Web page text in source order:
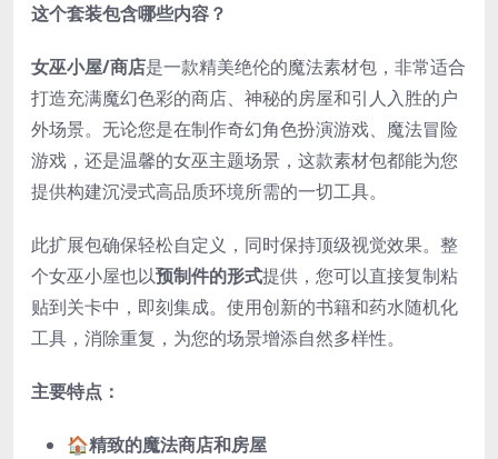
这个套装包含哪些内容？
女巫小屋/商店是一款精美绝伦的魔法素材包，非常适合
打造充满魔幻色彩的商店、神秘的房屋和引人入胜的户
外场景。无论您是在制作奇幻角色扮演游戏、魔法冒险
游戏，还是温馨的女巫主题场景，这款素材包都能为您
提供构建沉浸式高品质环境所需的一切工具。
此扩展包确保轻松自定义，同时保持顶级视觉效果。整
个女巫小屋也以预制件的形式提供，您可以直接复制粘
贴到关卡中，即刻集成。使用创新的书籍和药水随机化
工具，消除重复，为您的场景增添自然多样性。
主要特点：
🏠精致的魔法商店和房屋